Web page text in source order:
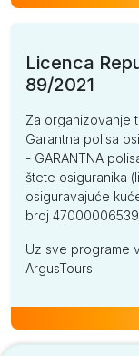
Licenca
89/2021
Za organizovanje
Garantna polisa
- GARANTNA
štete osiguranika
osiguravajuće
broj
Uz sve programe
ArgusTours.